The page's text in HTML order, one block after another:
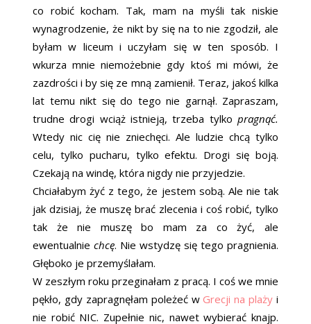
co robić kocham. Tak, mam na myśli tak niskie
wynagrodzenie, że nikt by się na to nie zgodził, ale
byłam w liceum i uczyłam się w ten sposób. I
wkurza mnie niemożebnie gdy ktoś mi mówi, że
zazdrości i by się ze mną zamienił. Teraz, jakoś kilka
lat temu nikt się do tego nie garnął. Zapraszam,
trudne drogi wciąż istnieją, trzeba tylko pragnąć.
Wtedy nic cię nie zniechęci. Ale ludzie chcą tylko
celu, tylko pucharu, tylko efektu. Drogi się boją.
Czekają na windę, która nigdy nie przyjedzie.
Chciałabym żyć z tego, że jestem sobą. Ale nie tak
jak dzisiaj, że muszę brać zlecenia i coś robić, tylko
tak że nie muszę bo mam za co żyć, ale
ewentualnie chcę. Nie wstydzę się tego pragnienia.
Głęboko je przemyślałam.
W zeszłym roku przeginałam z pracą. I coś we mnie
pękło, gdy zapragnęłam poleżeć w Grecji na plaży i
nie robić NIC. Zupełnie nic, nawet wybierać knajp.